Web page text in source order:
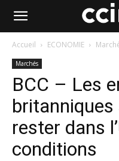
Accueil ECONOMIE
Marchés
BCC – Les
rester dans
conditions